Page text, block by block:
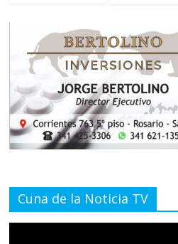
Cuna de la Noticia TV